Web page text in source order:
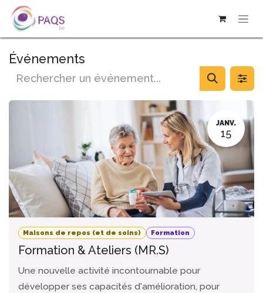
SE RENDRE AU CONTENU
Événements
JANV.
15
Maisons de repos (et de soins) Formation
Formation & Ateliers (MR.S)
Une nouvelle activité incontournable pour
développer ses capacités d'amélioration, pour